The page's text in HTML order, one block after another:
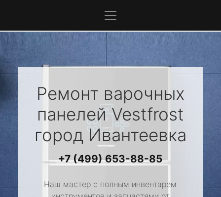
Ремонт варочных
панелей Vestfrost
город Ивантеевка
+7 (499) 653-88-85
Наш мастер с полным инвентарем